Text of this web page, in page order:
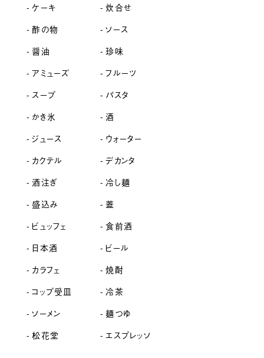
ケーキ
炊合せ
酢の物
ソース
醤油
珍味
アミューズ
フルーツ
スープ
パスタ
かき氷
酒
ジュース
ウォーター
カクテル
デカンタ
酒注ぎ
冷し麺
盛込み
蓋
ビュッフェ
食前酒
日本酒
ビール
カラフェ
焼酎
コップ受皿
冷茶
ソーメン
麺つゆ
松花堂
エスプレッソ